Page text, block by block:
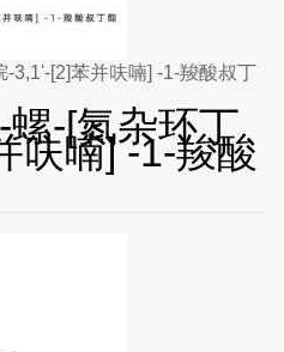
3,1'-[2]苯并呋喃] -1-羧酸叔丁
-[氮杂环丁
呋喃] -1-羧酸